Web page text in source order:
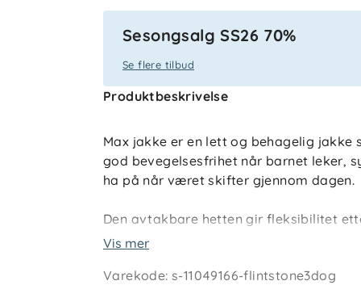
Sesongsalg SS26 70%
Se flere tilbud
Produktbeskrivelse
Max jakke er en lett og behagelig
god bevegelsesfrihet når barnet leker,
ha på når været skifter gjennom dagen.
Den avtakbare hetten gir fleksibilitet
sidelommer gjør jakken praktisk i bruk.
Vis mer
Varekode:s-11049166-flintstone3dog